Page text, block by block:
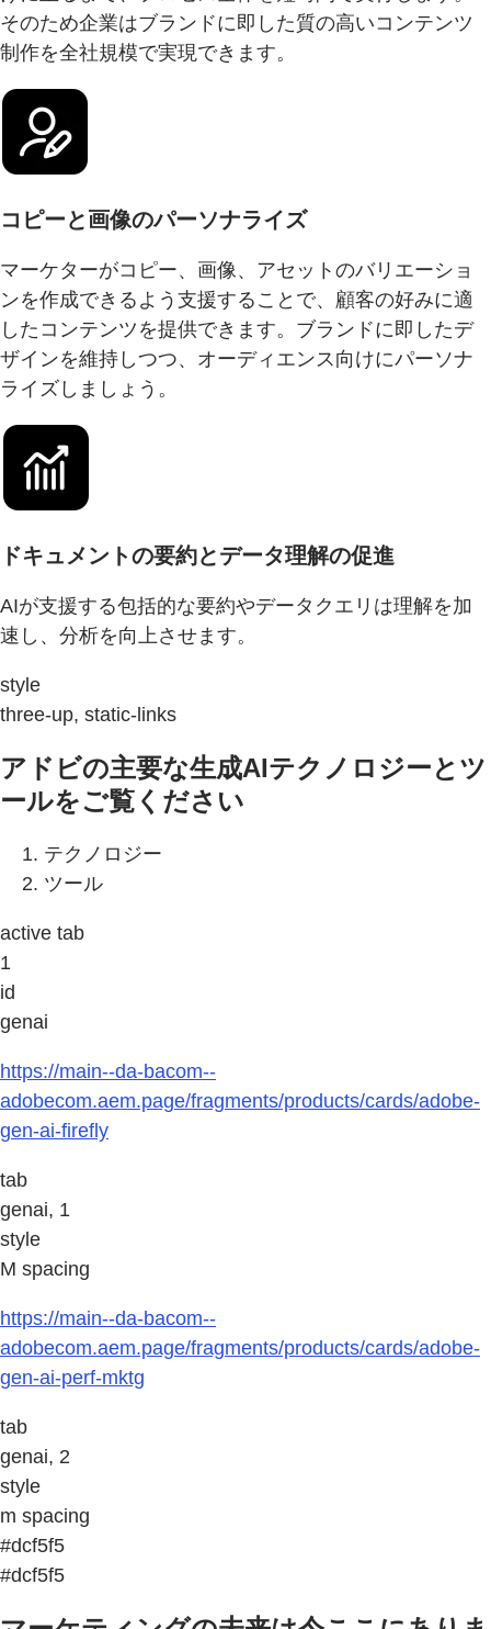
そのため企業はブランドに即した質の高いコンテンツ
制作を全社規模で実現できます。
コピーと画像のパーソナライズ
マーケターがコピー、画像、アセットのバリエーショ
ンを作成できるよう支援することで、顧客の好みに適
したコンテンツを提供できます。ブランドに即したデ
ザインを維持しつつ、オーディエンス向けにパーソナ
ライズしましょう。
ドキュメントの要約とデータ理解の促進
AIが支援する包括的な要約やデータクエリは理解を加
速し、分析を向上させます。
style
three-up, static-links
アドビの主要な生成AIテクノロジーとツ
ールをご覧ください
テクノロジー
ツール
active tab
1
id
genai
https://main--da-bacom--
adobecom.aem.page/fragments/products/cards/adobe-
gen-ai-firefly
tab
genai, 1
style
M spacing
https://main--da-bacom--
adobecom.aem.page/fragments/products/cards/adobe-
gen-ai-perf-mktg
tab
genai, 2
style
m spacing
#dcf5f5
#dcf5f5